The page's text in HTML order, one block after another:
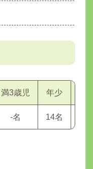
満3歳児 年少
-名 14名